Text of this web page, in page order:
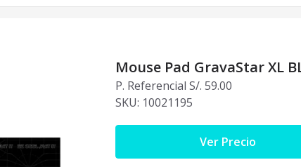
Mouse Pad GravaStar XL
P. Referencial S/. 59.00
SKU: 10021195
Ver Precio